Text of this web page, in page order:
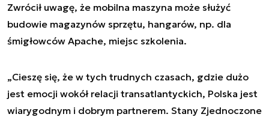
Zwrócił uwagę, że mobilna maszyna może służyć
budowie magazynów sprzętu, hangarów, np. dla
śmigłowców Apache, miejsc szkolenia.
„Cieszę się, że w tych trudnych czasach, gdzie dużo
jest emocji wokół relacji transatlantyckich, Polska jest
wiarygodnym i dobrym partnerem. Stany Zjednoczone